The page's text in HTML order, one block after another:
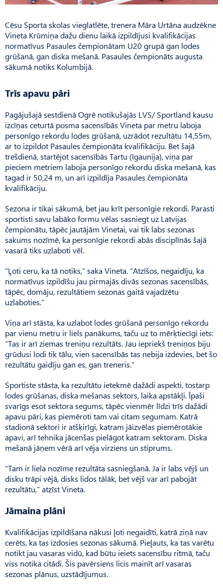
Cēsu Sporta skolas vieglatlēte, trenera Māra Urtāna audzēkne
Vineta Krūmiņa dažu dienu laikā izpildījusi kvalifikācijas
normatīvus Pasaules čempionātam U20 grupā gan lodes
grūšanā, gan diska mešanā. Pasaules čempionāts augusta
sākumā notiks Kolumbijā.
Trīs apavu pāri
Pagājušajā sestdienā Ogrē notikušajās LVS/ Sportland kausu
izcīņas ceturtā posma sacensībās Vineta par metru laboja
personīgo rekordu lodes grūšanā, uzrādot rezultātu 14,55m,
ar to izpildot Pasaules čempionāta kvalifikāciju. Bet šajā
trešdienā, startējot sacensībās Tartu (Igaunija), viņa par
pieciem metriem laboja personīgo rekordu diska mešanā, kas
tagad ir 50,24 m, un arī izpildīja Pa­saules čempionāta
kvalifikāciju.
Sezona ir tikai sākumā, bet jau krīt personīgie rekordi. Parasti
sportisti savu labāko formu vēlas sasniegt uz Latvijas
čempionātu, tāpēc jautājām Vinetai, vai tik labs sezonas
sakums nozīmē, ka personīgie rekordi abās disciplīnās šajā
vasarā tiks uzlaboti vēl.
“Ļoti ceru, ka tā notiks,” saka Vineta. “Atzīšos, negaidīju, ka
normatīvus izpildīšu jau pirmajās divās sezonas sacensībās,
tāpēc, domāju, rezultātiem sezonas gaitā vajadzētu
uzlaboties.”
Viņa arī stāsta, ka uzlabot lodes grūšanā personīgo rekordu
par vienu metru ir liels panākums, taču uz to mērķtiecīgi iets:
“Tas ir arī ziemas treniņu rezultāts. Jau iepriekš treniņos biju
grūdusi lodi tik tālu, vien sacensībās tas nebija izdevies, bet šo
rezultātu gaidīju gan es, gan treneris.”
Sportiste stāsta, ka rezultātu ietekmē dažādi aspekti, tostarp
lodes grūšanas, diska mešanas sektors, laika apstākļi. Īpaši
svarīgs esot sektora segums, tāpēc vienmēr līdzi trīs dažādi
apavu pāri, kas piemēroti tam vai citam segumam. Katrā
stadionā sektori ir atšķirīgi, katram jāizvēlas piemērotākie
apavi, arī tehnika jācenšas pielāgot katram sektoram. Diska
mešanā jāņem vērā arī vēja virziens un stiprums.
“Tam ir liela nozīme rezultāta sasniegšanā. Ja ir labs vējš un
disku trāpi vējā, disks lidos tālāk, bet vējš var arī pabojāt
rezultātu,” atzīst Vineta.
Jāmaina plāni
Kvalifikācijas izpildīšana nākusi ļoti negaidīti, katrā ziņā nav
cerēts, ka tas izdosies sezonas sākumā. Pieļauts, ka tas varētu
notikt jau vasaras vidū, kad būtu ieiets sacensību ritmā, taču
viss notika citādi. Šis pavērsiens licis mainīt arī vasaras
sezonas plānus, uzstādījumus.